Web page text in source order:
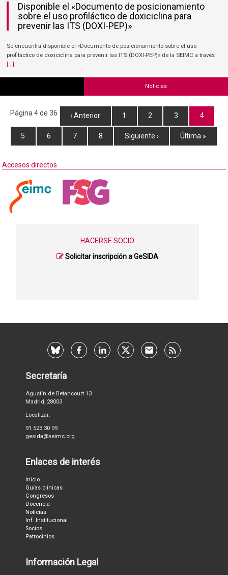
Disponible el «Documento de posicionamiento
sobre el uso profiláctico de doxiciclina para
prevenir las ITS (DOXI-PEP)»
Se encuentra disponible el «Documento de posicionamiento sobre el uso
profiláctico de doxiciclina para prevenir las ITS (DOXI-PEP)» de la SEIMC a través
[...]
Noticias
Página 4 de 36 ‹ Anterior 1 2 3 4
5 6 7 8 Siguiente › Última »
Accesos directos
HACERSE SOCIO
Solicitar inscripción a GeSIDA
Secretaría
Agustín de Betancourt 13
Madrid, 28003
Localizar:
91 523 30 99
gesida@seimc.org
Enlaces de interés
Inicio
Guías clínicas
Congresos
Docencia
Noticias
Inf. Institucional
Socios
Patrocinios
Información Legal